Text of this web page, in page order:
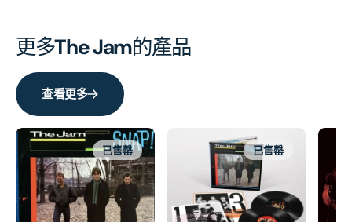
更多The Jam的產品
查看更多
已售罄 已售罄